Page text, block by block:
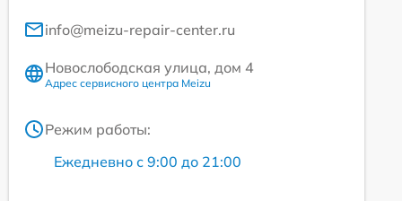
info@meizu-repair-center.ru
Новослободская улица, дом 4
Адрес сервисного центра Meizu
Режим работы:
Ежедневно с 9:00 до 21:00